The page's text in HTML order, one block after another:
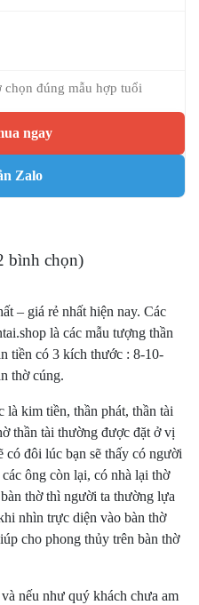
chọn đúng mẫu hợp tuổi
ngay
Zalo
bình chọn)
– giá rẻ nhất hiện nay. Các
là các mẫu tượng thần
tiền có 3 kích thước : 8-10-
thờ cúng.
là kim tiền, thần phát, thần tài
thần tài thường được đặt ở vị
có đôi lúc bạn sẽ thấy có người
ông còn lại, có nhà lại thờ
thờ thì người ta thường lựa
nhìn trực diện vào bàn thờ
cho phong thủy trên bàn thờ
nếu như quý khách chưa am